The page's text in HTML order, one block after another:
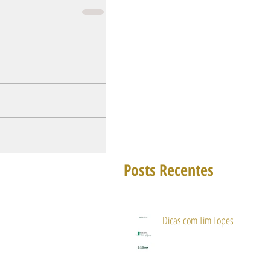
Posts Recentes
Dicas com Tim Lopes